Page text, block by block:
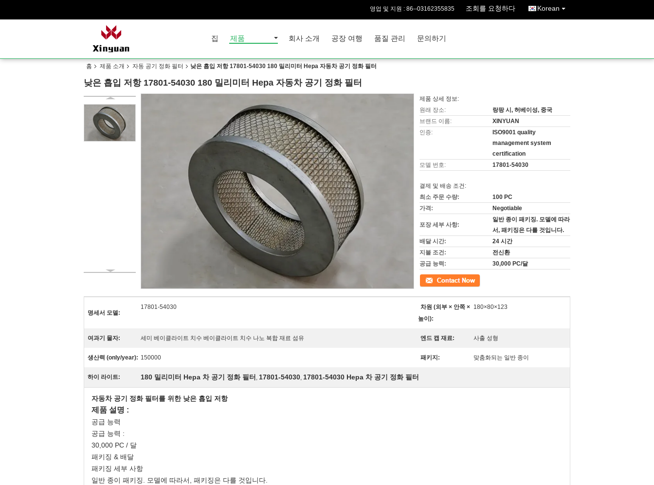
영업 및 지원 : 86--03162355835 조회를 요청하다 Korean
집 제품 회사 소개 공장 여행 품질 관리 문의하기
홈 제품 소개 자동 공기 정화 필터 낮은 흡입 저항 17801-54030 180 밀리미터 Hepa 자동차 공기 정화 필터
낮은 흡입 저항 17801-54030 180 밀리미터 Hepa 자동차 공기 정화 필터
제품 상세 정보:
원래 장소:
랑팡 시, 허베이성, 중국
브랜드 이름:
XINYUAN
인증:
ISO9001 quality
management system
certification
모델 번호:
17801-54030
결제 및 배송 조건:
최소 주문 수량:
100 PC
가격:
Negotiable
포장 세부 사항:
일반 종이 패키징. 모델에 따라
서, 패키징은 다를 것입니다.
배달 시간:
24 시간
지불 조건:
전신환
공급 능력:
30,000 PC/달
접촉
명세서 모델:
17801-54030
차원 (외부 × 안쪽 ×
높이):
180×80×123
여과기 물자: 세미 베이클라이트 치수 베이클라이트 치수 나노 복합 재료 섬유 엔드 캡 재료: 사출 성형
생산력 (only/year): 150000 패키지: 맞춤화되는 일반 종이
하이 라이트: 180 밀리미터 Hepa 차 공기 정화 필터 , 17801-54030, 17801-54030 Hepa 차 공기 정화 필터
자동차 공기 정화 필터를 위한 낮은 흡입 저항
제품 설명 :
공급 능력
공급 능력 :
30,000 PC / 달
패키징 & 배달
패키징 세부 사항
일반 종이 패키징. 모델에 따라서, 패키징은 다를 것입니다.